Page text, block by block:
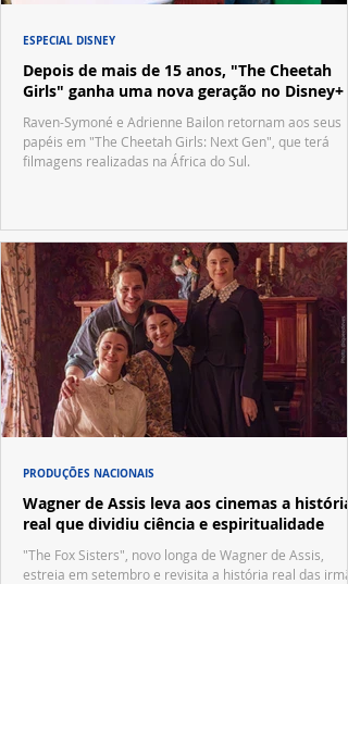
Depois de mais de 15 anos, "The Cheetah
Girls" ganha uma nova geração no Disney+
Raven-Symoné e Adrienne Bailon retornam aos seus
papéis em "The Cheetah Girls: Next Gen", que terá
filmagens realizadas na África do Sul.
ESPECIAL DISNEY
Wagner de Assis leva aos cinemas a história
real que dividiu ciência e espiritualidade
"The Fox Sisters", novo longa de Wagner de Assis,
estreia em setembro e revisita a história real das
PRODUÇÕES NACIONAIS